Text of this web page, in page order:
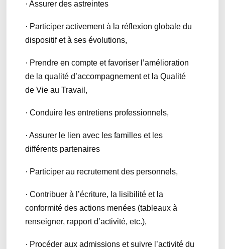
· Assurer des astreintes
· Participer activement à la réflexion globale du
dispositif et à ses évolutions,
· Prendre en compte et favoriser l’amélioration
de la qualité d’accompagnement et la Qualité
de Vie au Travail,
· Conduire les entretiens professionnels,
· Assurer le lien avec les familles et les
différents partenaires
· Participer au recrutement des personnels,
· Contribuer à l’écriture, la lisibilité et la
conformité des actions menées (tableaux à
renseigner, rapport d’activité, etc.),
· Procéder aux admissions et suivre l’activité du